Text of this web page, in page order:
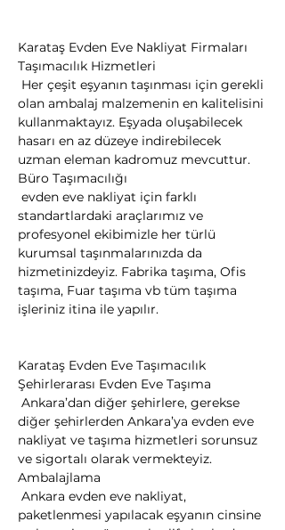
Karataş Evden Eve Nakliyat Firmaları
Taşımacılık Hizmetleri
olan ambalaj malzemenin en kalitelisini
kullanmaktayız. Eşyada oluşabilecek
hasarı en az düzeye indirebilecek
uzman eleman kadromuz mevcuttur.
Büro Taşımacılığı
standartlardaki araçlarımız ve
profesyonel ekibimizle her türlü
kurumsal taşınmalarınızda da
hizmetinizdeyiz. Fabrika taşıma, Ofis
taşıma, Fuar taşıma vb tüm taşıma
işleriniz itina ile yapılır.
Karataş Evden Eve Taşımacılık
Şehirlerarası Evden Eve Taşıma
diğer şehirlerden Ankara’ya evden eve
nakliyat ve taşıma hizmetleri sorunsuz
ve sigortalı olarak vermekteyiz.
Ambalajlama
paketlenmesi yapılacak eşyanın cinsine